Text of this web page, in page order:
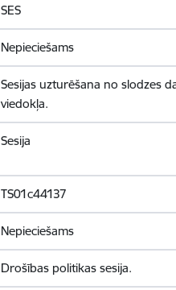
SES
Nepieciešams
Sesijas uzturēšana no slodzes
viedokļa.
Sesija
TS01c44137
Nepieciešams
Drošības politikas sesija.